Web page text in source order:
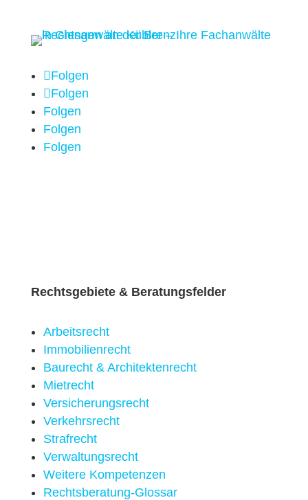
Folgen
Folgen
Folgen
Folgen
Folgen
Rechtsgebiete & Beratungsfelder
Arbeitsrecht
Immobilien­recht
Baurecht & Architekten­recht
Mietrecht
Versicherungsrecht
Verkehrsrecht
Strafrecht
Verwaltungsrecht
Weitere Kompetenzen
Rechtsberatung-Glossar